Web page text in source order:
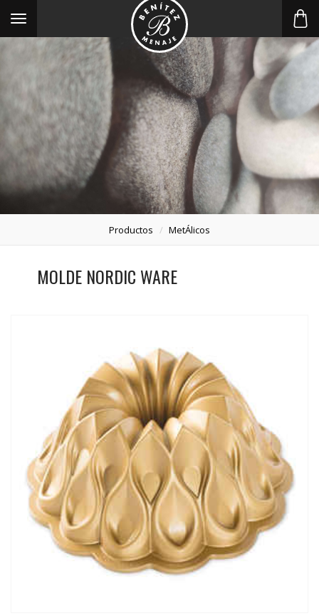
Toggle
navigation
Productos MetÁlicos
MOLDE NORDIC WARE